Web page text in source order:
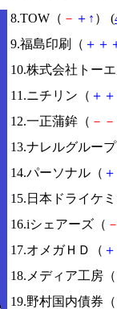
8.TOW（ － ＋ ↑ ） (
9.福島印刷（ ＋ ＋
10.株式会社トー
11.ニチリン（ ＋ ＋
12.一正蒲鉾（ － －
13.ナレルグルー
14.パーソナル（ ＋
15.日本ドライケ
16.iシェアーズ（
17.オメガＨＤ（ ＋
18.メディア工房（
19.野村国内債券（